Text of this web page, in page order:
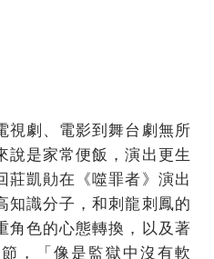
視劇、電影到舞台劇無所
說是家常便飯，演出更生
莊凱勛在《噬罪者》演出
知識分子，和刺龍刺鳳的
角色的心態轉換，以及著
，「像是監獄中沒有軟